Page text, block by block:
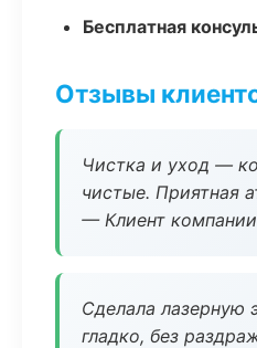
Бесплатная
Отзывы
Чистка и уход —
чистые. Приятная
— Клиент компании
Сделала
гладко, без